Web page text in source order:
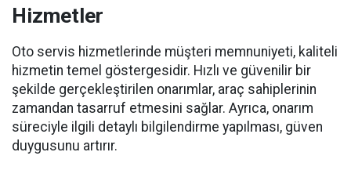
Hizmetler
Oto servis hizmetlerinde müşteri memnuniyeti, kaliteli
hizmetin temel göstergesidir. Hızlı ve güvenilir bir
şekilde gerçekleştirilen onarımlar, araç sahiplerinin
zamandan tasarruf etmesini sağlar. Ayrıca, onarım
süreciyle ilgili detaylı bilgilendirme yapılması, güven
duygusunu artırır.